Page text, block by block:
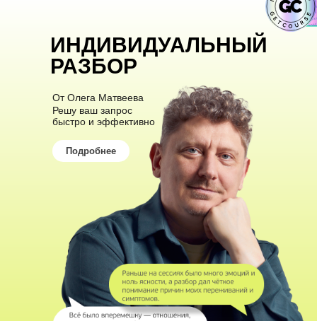
ИНДИВИДУАЛЬНЫЙ
РАЗБОР
Решу ваш запрос
быстро и эффективно
От Олега Матвеева
Подробнее